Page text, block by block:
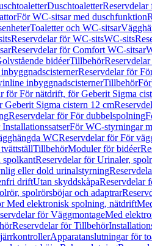
DuschtoaletterReservdelar
För WC-sitsar med duschfunktion
Toaletter och WC-sitsar
Reservdelar för WC-sitsWC-sits
Reservdelar för Comfort WC-sitsar
bidéerTillbehör
Reservdelar för
inbyggnadscisternerTillbehör
för För nätdrift, för Geberit Sigma
Geberit Sigma cistern 12 cm
Reservdelar för För dubbelspolning
För WC-styrningar
WCReservdelar för För
TillbehörModuler för bidéer
spolkantReservdelar för Urinaler,
eller dold urinalstyrning
driftUtan skyddskåpaReservdelar
spolrörsböjar och adaptrar
Med elektronisk spolning, nätdrift
för VäggmontageMed
Reservdelar för Tillbehör
Apparatanslutningar för